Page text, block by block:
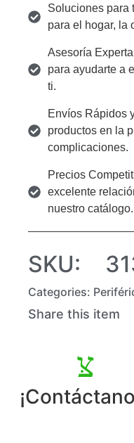
Soluciones para
para el hogar, la
Asesoría
para ayudarte a
ti.
Envíos Rápidos
productos en la
complicaciones.
Precios
excelente
nuestro catálogo.
SKU:
Categories:
Share this item